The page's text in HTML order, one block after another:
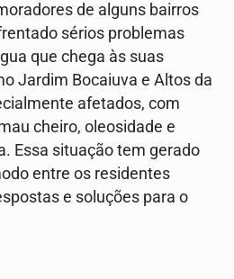
de alguns bairros
sérios problemas
que chega às suas
Jardim Bocaiuva e Altos da
afetados, com
cheiro, oleosidade e
Essa situação tem gerado
entre os residentes
e soluções para o